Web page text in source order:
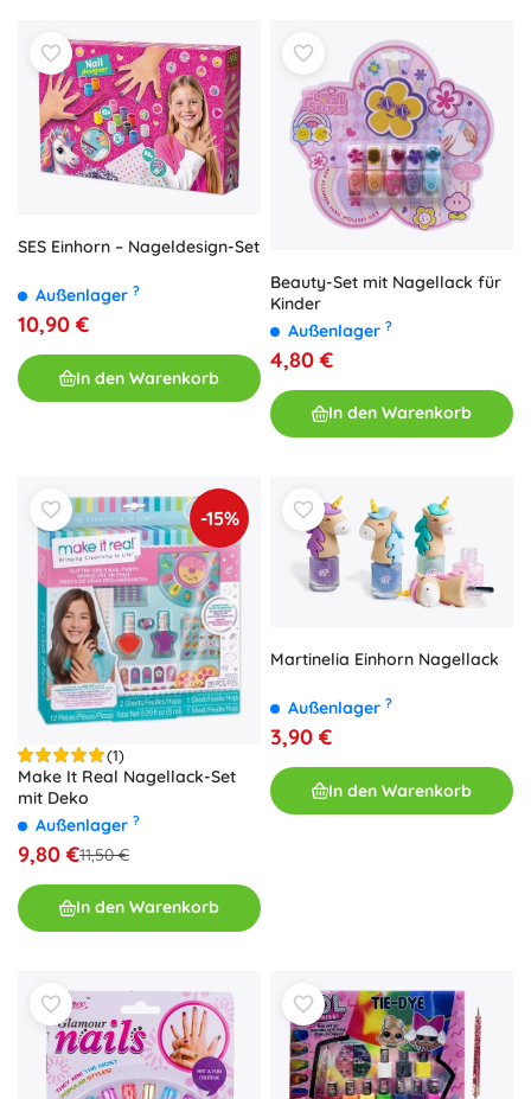
SES Einhorn – Nageldesign-Set
Außenlager ?
10,90 €
In den Warenkorb
Beauty-Set mit Nagellack für
Kinder
Außenlager ?
4,80 €
In den Warenkorb
-15%
(1)
Make It Real Nagellack-Set
mit Deko
Außenlager ?
9,80 €11,50 €
In den Warenkorb
Martinelia Einhorn Nagellack
Außenlager ?
3,90 €
In den Warenkorb